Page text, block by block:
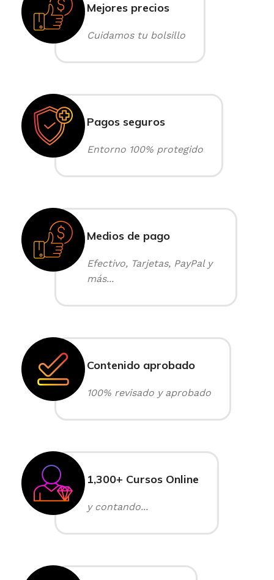
Mejores precios
Cuidamos tu bolsillo
Pagos seguros
Entorno 100% protegido
Medios de pago
Efectivo, Tarjetas, PayPal y
más...
Contenido aprobado
100% revisado y aprobado
1,300+ Cursos Online
y contando...